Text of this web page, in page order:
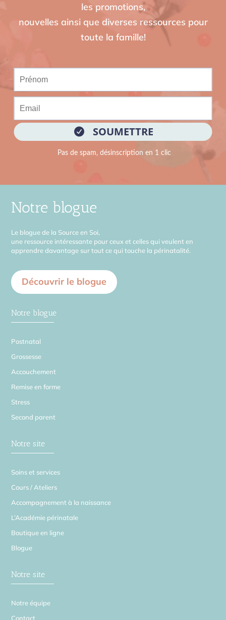
les promotions,
nouvelles ainsi que diverses ressources pour
toute la famille!
Notre blogue
Le blogue de la Source en Soi,
une ressource intéressante pour ceux et celles qui veulent en
apprendre davantage sur tout ce qui touche la périnatalité.
Découvrir le blogue
Notre blogue
Postnatal
Grossesse
Accouchement
Remise en forme
Stress
Second parent
Notre site
Soins et services
Cours / Ateliers
Accompagnement à la naissance
L’Académie périnatale
Boutique en ligne
Blogue
Notre site
Notre équipe
Contact